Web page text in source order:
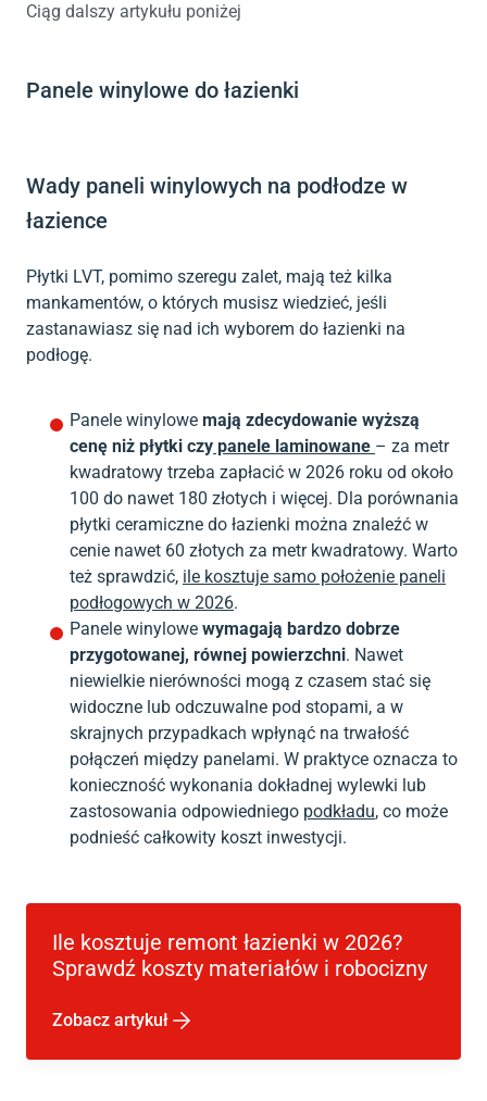
Ciąg dalszy artykułu poniżej
Panele winylowe do łazienki
Wady paneli winylowych na podłodze w
łazience
Płytki LVT, pomimo szeregu zalet, mają też kilka
mankamentów, o których musisz wiedzieć, jeśli
zastanawiasz się nad ich wyborem do łazienki na
podłogę.
Panele winylowe mają zdecydowanie wyższą
cenę niż płytki czy panele laminowane – za metr
kwadratowy trzeba zapłacić w 2026 roku od około
100 do nawet 180 złotych i więcej. Dla porównania
płytki ceramiczne do łazienki można znaleźć w
cenie nawet 60 złotych za metr kwadratowy. Warto
też sprawdzić, ile kosztuje samo położenie paneli
podłogowych w 2026.
Panele winylowe wymagają bardzo dobrze
przygotowanej, równej powierzchni. Nawet
niewielkie nierówności mogą z czasem stać się
widoczne lub odczuwalne pod stopami, a w
skrajnych przypadkach wpłynąć na trwałość
połączeń między panelami. W praktyce oznacza to
konieczność wykonania dokładnej wylewki lub
zastosowania odpowiedniego podkładu, co może
podnieść całkowity koszt inwestycji.
Ile kosztuje remont łazienki w 2026?
Sprawdź koszty materiałów i robocizny
Zobacz artykuł